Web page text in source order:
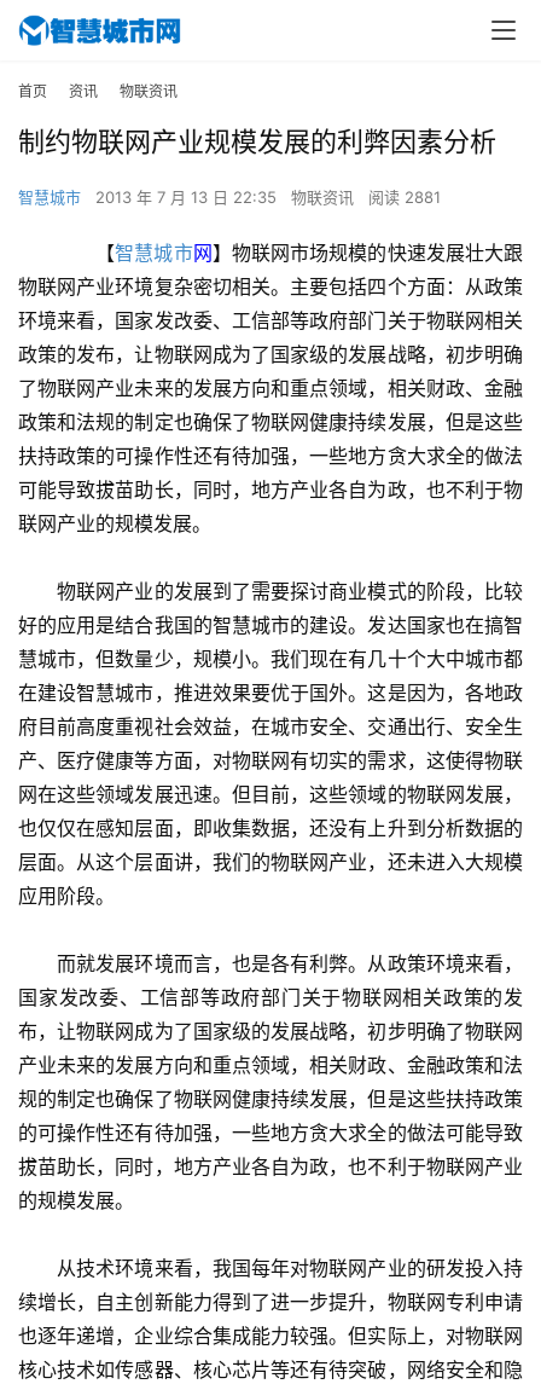
首页 资讯 物联资讯
制约物联网产业规模发展的利弊因素分析
智慧城市 2013 年 7 月 13 日 22:35 物联资讯 阅读 2881
【智慧城市网】物联网市场规模的快速发展壮大跟
物联网产业环境复杂密切相关。主要包括四个方面：从政策
环境来看，国家发改委、工信部等政府部门关于物联网相关
政策的发布，让物联网成为了国家级的发展战略，初步明确
了物联网产业未来的发展方向和重点领域，相关财政、金融
政策和法规的制定也确保了物联网健康持续发展，但是这些
扶持政策的可操作性还有待加强，一些地方贪大求全的做法
可能导致拔苗助长，同时，地方产业各自为政，也不利于物
联网产业的规模发展。
物联网产业的发展到了需要探讨商业模式的阶段，比较
好的应用是结合我国的智慧城市的建设。发达国家也在搞智
慧城市，但数量少，规模小。我们现在有几十个大中城市都
在建设智慧城市，推进效果要优于国外。这是因为，各地政
府目前高度重视社会效益，在城市安全、交通出行、安全生
产、医疗健康等方面，对物联网有切实的需求，这使得物联
网在这些领域发展迅速。但目前，这些领域的物联网发展，
也仅仅在感知层面，即收集数据，还没有上升到分析数据的
层面。从这个层面讲，我们的物联网产业，还未进入大规模
应用阶段。
而就发展环境而言，也是各有利弊。从政策环境来看，
国家发改委、工信部等政府部门关于物联网相关政策的发
布，让物联网成为了国家级的发展战略，初步明确了物联网
产业未来的发展方向和重点领域，相关财政、金融政策和法
规的制定也确保了物联网健康持续发展，但是这些扶持政策
的可操作性还有待加强，一些地方贪大求全的做法可能导致
拔苗助长，同时，地方产业各自为政，也不利于物联网产业
的规模发展。
从技术环境来看，我国每年对物联网产业的研发投入持
续增长，自主创新能力得到了进一步提升，物联网专利申请
也逐年递增，企业综合集成能力较强。但实际上，对物联网
核心技术如传感器、核心芯片等还有待突破，网络安全和隐